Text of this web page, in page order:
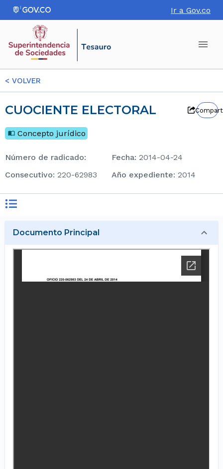
Ir a Gov.co
< VOLVER
CUOCIENTE ELECTORAL
Concepto jurídico
Número de radicado: Fecha: 2014-04-24
consecutivo: 220-62983 Año expediente: 2014
Documento Principal